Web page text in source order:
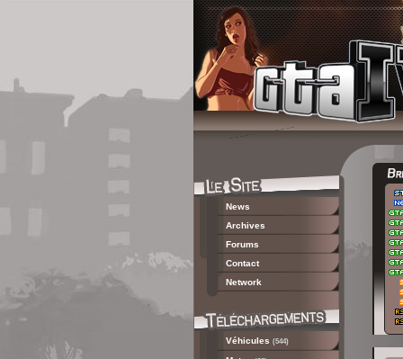
News
Archives
Forums
Contact
Network
Véhicules (544)